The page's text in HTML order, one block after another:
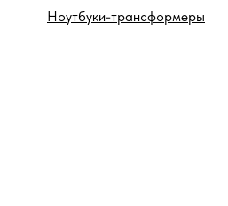
Ноутбуки-трансформеры